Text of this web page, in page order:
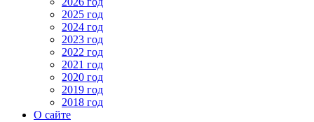
2025 год
2024 год
2023 год
2022 год
2021 год
2020 год
2019 год
2018 год
О сайте